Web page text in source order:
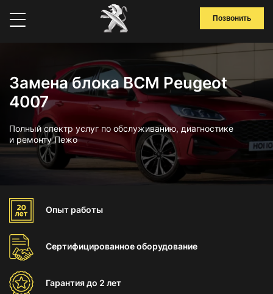
Позвонить
Замена блока BCM Peugeot
4007
Полный спектр услуг по обслуживанию, диагностике
и ремонту Пежо
Опыт работы
Сертифицированноеоборудование
Гарантиядо 2 лет